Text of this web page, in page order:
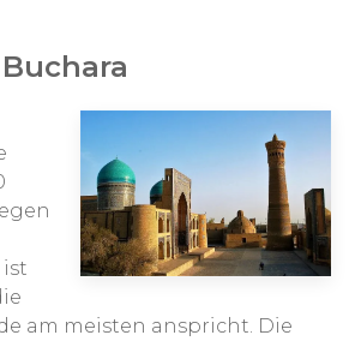
quer durch China auf
So reisen wir von den Han zu
Gejia, Bai und Naxi in den
und Yunnan über die Qiang
in Tibet und Sichuan zu den
Kasachen und Mongolen
Ningxia und Xinjiang.
unsere Reiseberichte entlang
, ist
am meisten anspricht. Die